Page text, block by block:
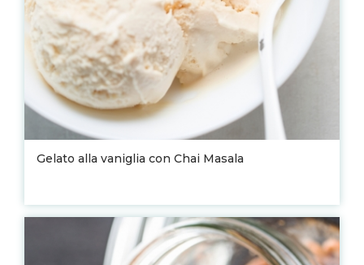
Gelato alla vaniglia con Chai Masala